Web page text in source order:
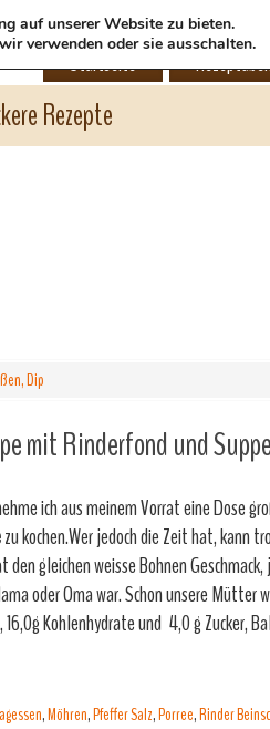
Rezepte
Startseite
Dip
mit Rinderfond und
ich aus meinem Vorrat eine Dose
zu kochen.Wer jedoch die Zeit hat, kann
den gleichen weisse Bohnen
oder Oma war. Schon unsere Mütter
Kohlenhydrate und 4,0 g Zucker,
,Möhren,Pfeffer Salz,Porree,Rinder
auf unserer Website zu bieten.
verwenden oder sie ausschalten.